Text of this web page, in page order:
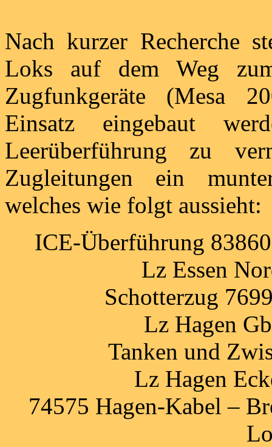
Nach kurzer Recherche
Loks auf dem Weg
Zugfunkgeräte (Mesa
Einsatz eingebaut
Leerüberführung zu
Zugleitungen ein
welches wie folgt aussieht:
ICE-Überführung
Lz Essen
Schotterzug
Lz Hagen
Tanken und
Lz Hagen
74575 Hagen-Kabel –